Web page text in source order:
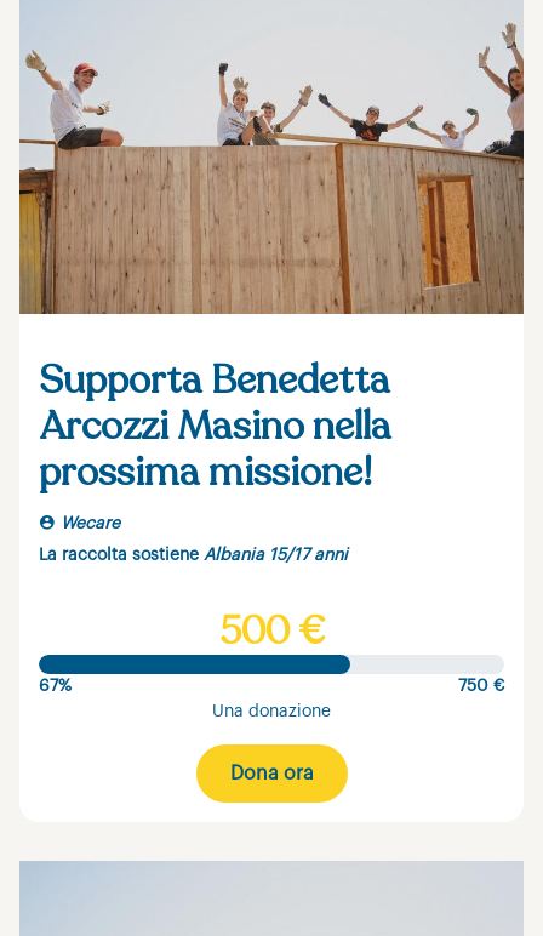
Supporta Benedetta
Arcozzi Masino nella
prossima missione!
Wecare
La raccolta sostiene Albania 15/17 anni
500 €
67%
750 €
Una donazione
Dona ora